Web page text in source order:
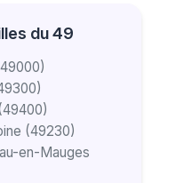
du 49
(49230)
en-Mauges